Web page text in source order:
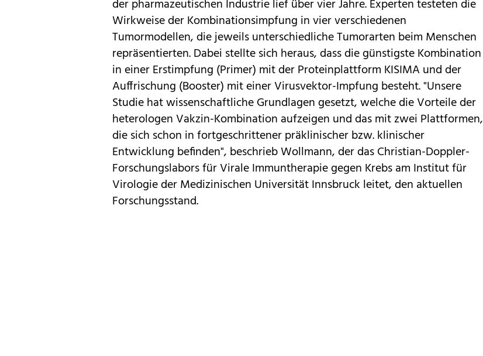
der pharmazeutischen Industrie lief über vier Jahre. Experten testeten die
Wirkweise der Kombinationsimpfung in vier verschiedenen
Tumormodellen, die jeweils unterschiedliche Tumorarten beim Menschen
repräsentierten. Dabei stellte sich heraus, dass die günstigste Kombination
in einer Erstimpfung (Primer) mit der Proteinplattform KISIMA und der
Auffrischung (Booster) mit einer Virusvektor-Impfung besteht. "Unsere
Studie hat wissenschaftliche Grundlagen gesetzt, welche die Vorteile der
heterologen Vakzin-Kombination aufzeigen und das mit zwei Plattformen,
die sich schon in fortgeschrittener präklinischer bzw. klinischer
Entwicklung befinden", beschrieb Wollmann, der das Christian-Doppler-
Forschungslabors für Virale Immuntherapie gegen Krebs am Institut für
Virologie der Medizinischen Universität Innsbruck leitet, den aktuellen
Forschungsstand.